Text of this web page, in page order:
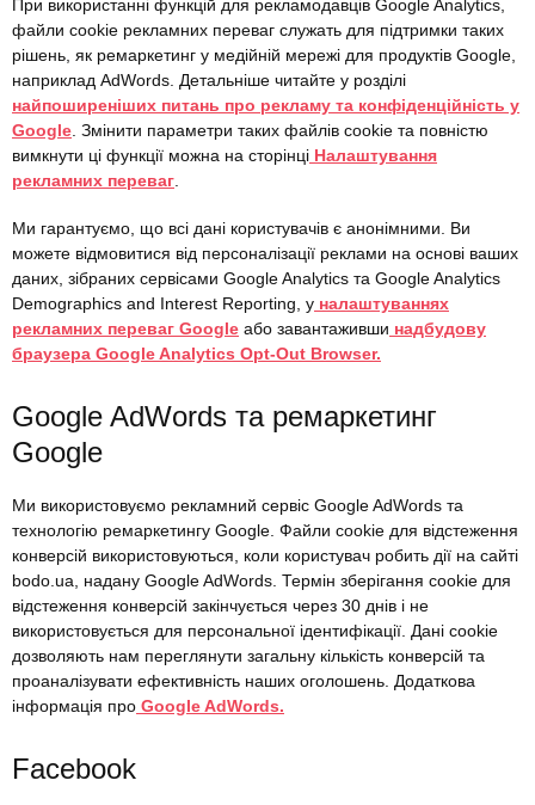
При використанні функцій для рекламодавців Google Analytics,
файли cookie рекламних переваг служать для підтримки таких
рішень, як ремаркетинг у медійній мережі для продуктів Google,
наприклад AdWords. Детальніше читайте у розділі
найпоширеніших питань про рекламу та конфіденційність у
Google . Змінити параметри таких файлів cookie та повністю
вимкнути ці функції можна на сторінці Налаштування
рекламних переваг
Ми гарантуємо, що всі дані користувачів є анонімними. Ви
можете відмовитися від персоналізації реклами на основі ваших
даних, зібраних сервісами Google Analytics та Google Analytics
Demographics and Interest Reporting, у налаштуваннях
рекламних переваг Google або завантаживши надбудову
браузера Google Analytics Opt-Out Browser.
Google AdWords та ремаркетинг
Google
Ми використовуємо рекламний сервіс Google AdWords та
технологію ремаркетингу Google. Файли cookie для відстеження
конверсій використовуються, коли користувач робить дії на сайті
bodo.ua, надану Google AdWords. Термін зберігання cookie для
відстеження конверсій закінчується через 30 днів і не
використовується для персональної ідентифікації. Дані cookie
дозволяють нам переглянути загальну кількість конверсій та
проаналізувати ефективність наших оголошень. Додаткова
інформація про Google AdWords.
Facebook